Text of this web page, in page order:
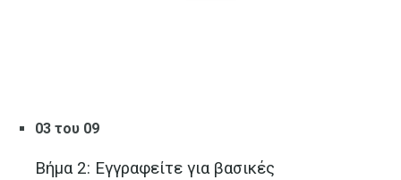
03 του 09
Βήμα 2: Εγγραφείτε για βασικές